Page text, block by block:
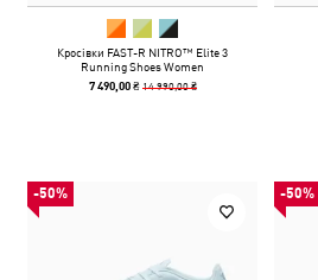
Кросівки FAST-R NITRO™ Elite 3
Running Shoes Women
7 490,00 ₴ 14 990,00 ₴
-50% -50%